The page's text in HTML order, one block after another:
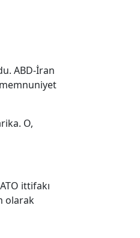
ABD-İran
O,
ittifakı
olarak